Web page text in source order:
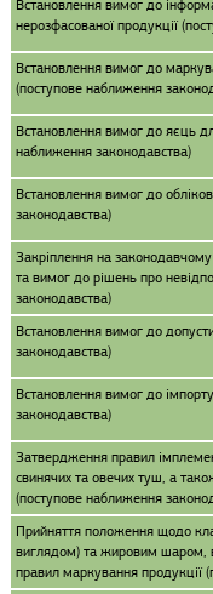
Встановлення вимог до
нерозфасованої продукції
Встановлення вимог до
(поступове наближення
Встановлення вимог до яєць
наближення законодавства)
Встановлення вимог до
законодавства)
Закріплення на
та вимог до рішень про
законодавства)
Встановлення вимог до
законодавства)
Встановлення вимог до
законодавства)
Затвердження правил
свинячих та овечих туш, а
(поступове наближення
Прийняття положення щодо
виглядом) та жировим шаром,
правил маркування продукції